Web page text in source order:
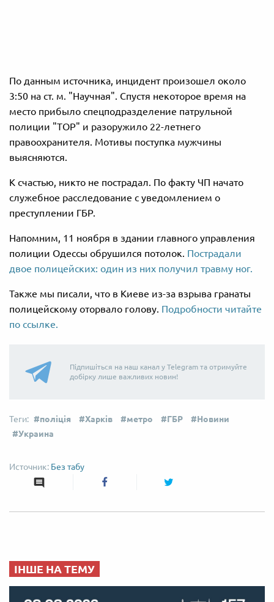
По данным источника, инцидент произошел около
3:50 на ст. м. "Научная". Спустя некоторое время на
место прибыло спецподразделение патрульной
полиции "ТОР" и разоружило 22-летнего
правоохранителя. Мотивы поступка мужчины
выясняются.
К счастью, никто не пострадал. По факту ЧП начато
служебное расследование с уведомлением о
преступлении ГБР.
Напомним, 11 ноября в здании главного управления
полиции Одессы обрушился потолок. Пострадали
двое полицейских: один из них получил травму ног.
Также мы писали, что в Киеве из-за взрыва гранаты
полицейскому оторвало голову. Подробности читайте
по ссылке.
Підпишіться на наш канал у Telegram та отримуйте
добірку лише важливих новин!
поліція Харків метро ГБР
Новини
Украина
Без табу
ІНШЕ НА ТЕМУ